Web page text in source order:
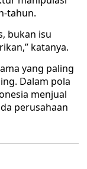
tahun.
bukan isu
katanya.
yang paling
Dalam pola
menjual
perusahaan